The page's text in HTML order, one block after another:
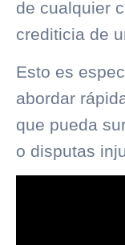
de cualquier
crediticia de
Esto es
abordar
que pueda
o disputas